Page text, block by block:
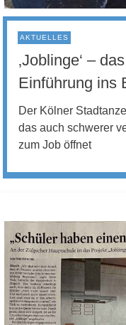
AKTUELLES
‚Joblinge‘ –
Einführung ins
Der Kölner
das auch schwerer
zum Job öffnet